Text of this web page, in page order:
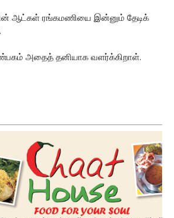
ஆட்கள் ரங்கமணியை இன்னும் தேடிக்
அதைத் தனியாக வளர்க்கிறாள்.